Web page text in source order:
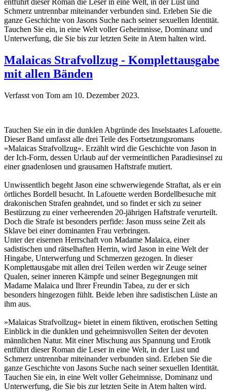
entführt dieser Roman die Leser in eine Welt, in der Lust und
Schmerz untrennbar miteinander verbunden sind. Erleben Sie die
ganze Geschichte von Jasons Suche nach seiner sexuellen Identität.
Tauchen Sie ein, in eine Welt voller Geheimnisse, Dominanz und
Unterwerfung, die Sie bis zur letzten Seite in Atem halten wird.
Malaicas Strafvollzug - Komplettausgabe
mit allen Bänden
Verfasst von Tom am 10. Dezember 2023.
Tauchen Sie ein in die dunklen Abgründe des Inselstaates Lafouette.
Dieser Band umfasst alle drei Teile des Fortsetzungsromans
»Malaicas Strafvollzug«. Erzählt wird die Geschichte von Jason in
der Ich-Form, dessen Urlaub auf der vermeintlichen Paradiesinsel zu
einer gnadenlosen und grausamen Haftstrafe mutiert.
Unwissentlich begeht Jason eine schwerwiegende Straftat, als er ein
örtliches Bordell besucht. In Lafouette werden Bordellbesuche mit
drakonischen Strafen geahndet, und so findet er sich zu seiner
Bestürzung zu einer verheerenden 20-jährigen Haftstrafe verurteilt.
Doch die Strafe ist besonders perfide: Jason muss seine Zeit als
Sklave bei einer dominanten Frau verbringen.
Unter der eisernen Herrschaft von Madame Malaica, einer
sadistischen und rätselhaften Herrin, wird Jason in eine Welt der
Hingabe, Unterwerfung und Schmerzen gezogen. In dieser
Komplettausgabe mit allen drei Teilen werden wir Zeuge seiner
Qualen, seiner inneren Kämpfe und seiner Begegnungen mit
Madame Malaica und Ihrer Freundin Tabea, zu der er sich
besonders hingezogen fühlt. Beide leben ihre sadistischen Lüste an
ihm aus.
»Malaicas Strafvollzug« bietet in einem fiktiven, erotischen Setting
Einblick in die dunklen und geheimnisvollen Seiten der devoten
männlichen Natur. Mit einer Mischung aus Spannung und Erotik
entführt dieser Roman die Leser in eine Welt, in der Lust und
Schmerz untrennbar miteinander verbunden sind. Erleben Sie die
ganze Geschichte von Jasons Suche nach seiner sexuellen Identität.
Tauchen Sie ein, in eine Welt voller Geheimnisse, Dominanz und
Unterwerfung, die Sie bis zur letzten Seite in Atem halten wird.